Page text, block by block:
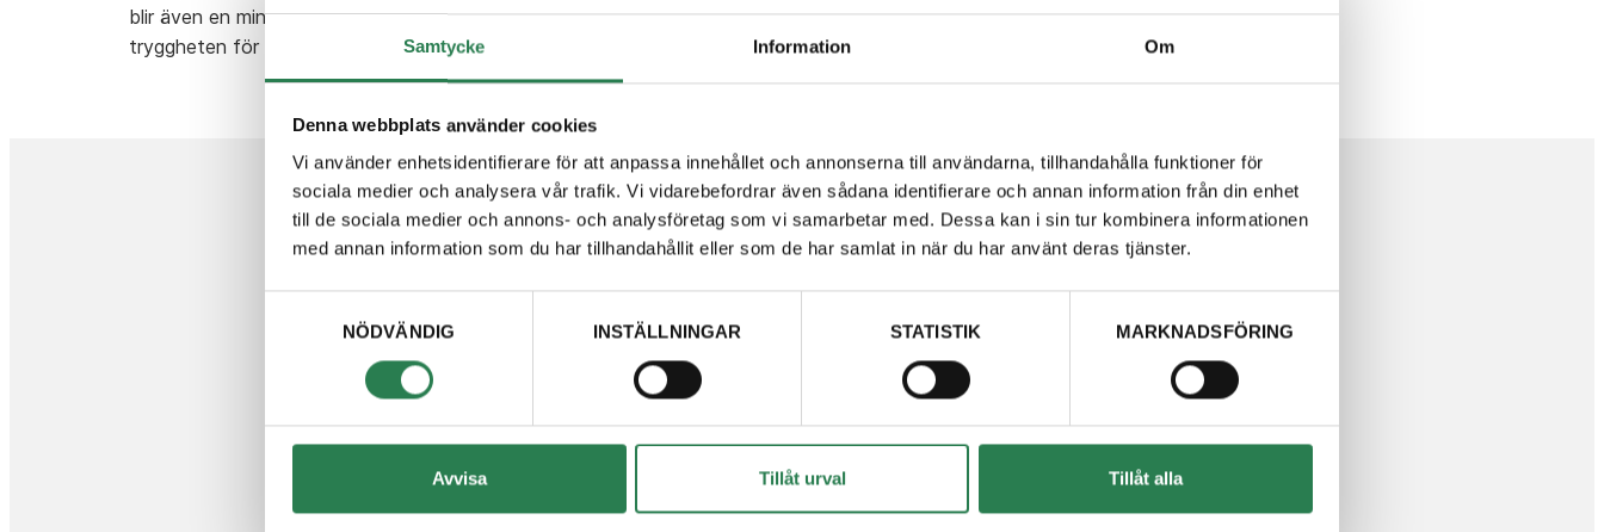
Samtycke Information Om
Denna webbplats använder cookies
Vi använder enhetsidentifierare för att anpassa innehållet och annonserna till användarna, tillhandahålla funktioner för
sociala medier och analysera vår trafik. Vi vidarebefordrar även sådana identifierare och annan information från din enhet
till de sociala medier och annons- och analysföretag som vi samarbetar med. Dessa kan i sin tur kombinera informationen
med annan information som du har tillhandahållit eller som de har samlat in när du har använt deras tjänster.
NÖDVÄNDIG
INSTÄLLNINGAR STATISTIK MARKNADSFÖRING
Avvisa Tillåt urval Tillåt alla
blir även en minskad risk för olovlig kopiering och försvunna nycklar. Genom den digitala lösningen ökar vi
tryggheten för alla.
Hittar du inte svar på din fråga?
Välkommen att kontakta oss, vi finns här för att hjälpa dig och svara på dina frågor.